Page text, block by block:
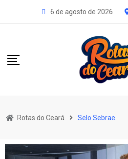
6 de agosto de 2026
Rotas do Ceará Selo Sebrae